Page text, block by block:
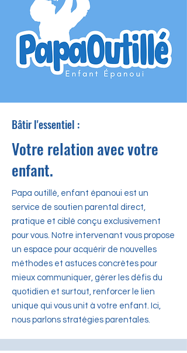
Bâtir l'essentiel :
Votre relation avec votre
enfant.
Papa outillé, enfant épanoui est un
service de soutien parental direct,
pratique et ciblé conçu exclusivement
pour vous. Notre intervenant vous propose
un espace pour acquérir de nouvelles
méthodes et astuces concrètes pour
mieux communiquer, gérer les défis du
quotidien et surtout, renforcer le lien
unique qui vous unit à votre enfant. Ici,
nous parlons stratégies parentales.